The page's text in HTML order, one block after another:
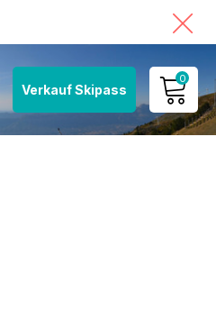
Verkauf Skipass
0
MEIN KONTO